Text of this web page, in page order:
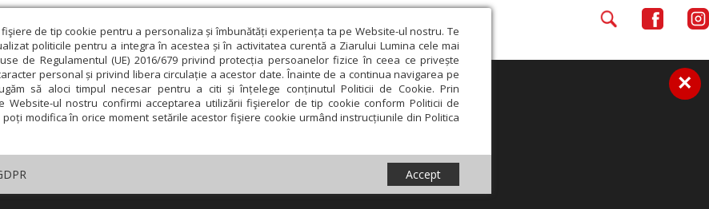
de tip cookie pentru a personaliza și îmbunătăți experiența ta pe Website-ul nostru. Te
politicile pentru a integra în acestea și în activitatea curentă a Ziarului Lumina cele mai
de Regulamentul (UE) 2016/679 privind protecția persoanelor fizice în ceea ce privește
personal și privind libera circulație a acestor date. Înainte de a continua navigarea pe
să aloci timpul necesar pentru a citi și înțelege conținutul Politicii de Cookie. Prin
Website-ul nostru confirmi acceptarea utilizării fişierelor de tip cookie conform Politicii de
poți modifica în orice moment setările acestor fişiere cookie urmând instrucțiunile din Politica
Accept
×